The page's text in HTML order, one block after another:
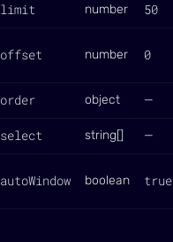
limit number 50
offset number 0
order object —
select string[] —
autoWindow boolean true